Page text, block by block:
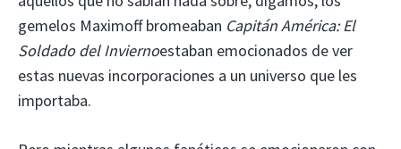
gemelos Maximoff bromeaban Capitán América: El
Soldado del Inviernoestaban emocionados de ver
estas nuevas incorporaciones a un universo que les
importaba.